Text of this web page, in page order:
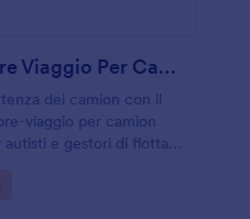
Lista Di Controllo Pre Viaggio Per Camion Dritto
dei camion con il
viaggio per camion
e gestori di flotta